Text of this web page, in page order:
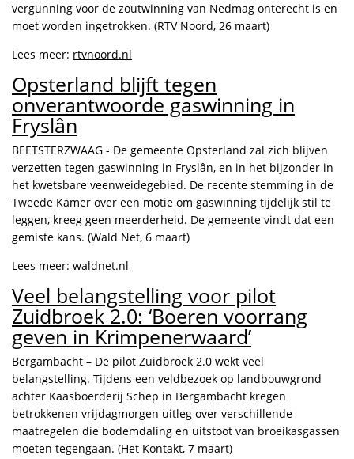
vergunning voor de zoutwinning van Nedmag onterecht is en
moet worden ingetrokken. (RTV Noord, 26 maart)
Lees meer: rtvnoord.nl
Opsterland blijft tegen
onverantwoorde gaswinning in
Fryslân
BEETSTERZWAAG - De gemeente Opsterland zal zich blijven
verzetten tegen gaswinning in Fryslân, en in het bijzonder in
het kwetsbare veenweidegebied. De recente stemming in de
Tweede Kamer over een motie om gaswinning tijdelijk stil te
leggen, kreeg geen meerderheid. De gemeente vindt dat een
gemiste kans. (Wald Net, 6 maart)
Lees meer: waldnet.nl
Veel belangstelling voor pilot
Zuidbroek 2.0: ‘Boeren voorrang
geven in Krimpenerwaard’
Bergambacht – De pilot Zuidbroek 2.0 wekt veel
belangstelling. Tijdens een veldbezoek op landbouwgrond
achter Kaasboerderij Schep in Bergambacht kregen
betrokkenen vrijdagmorgen uitleg over verschillende
maatregelen die bodemdaling en uitstoot van broeikasgassen
moeten tegengaan. (Het Kontakt, 7 maart)